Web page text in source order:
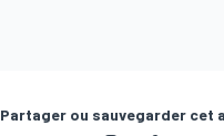
Partager ou sauvegarder cet